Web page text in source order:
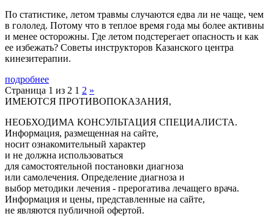
По статистике, летом травмы случаются едва ли не чаще, чем
в гололед. Потому что в теплое время года мы более активны
и менее осторожны. Где летом подстерегает опасность и как
ее избежать? Советы инструкторов Казанского центра
кинезитерапии.
подробнее
Страница 1 из 2 1 2 »
ИМЕЮТСЯ ПРОТИВОПОКАЗАНИЯ,
НЕОБХОДИМА КОНСУЛЬТАЦИЯ СПЕЦИАЛИСТА.
Информация, размещенная на сайте,
носит ознакомительный характер
и не должна использоваться
для самостоятельной постановки диагноза
или самолечения. Определение диагноза и
выбор методики лечения - прерогатива лечащего врача.
Информация и цены, представленные на сайте,
не являются публичной офертой.